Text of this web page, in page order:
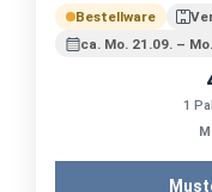
Bestellware
ca. Mo. 21.09. –
1